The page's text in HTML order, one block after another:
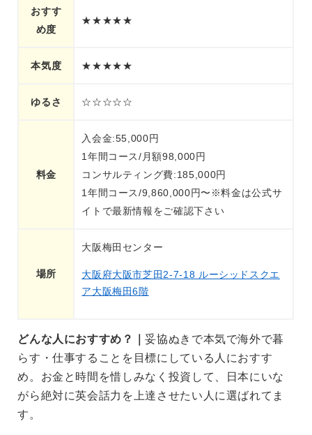
おすす
め度
★★★★★
本気度 ★★★★★
ゆるさ ☆☆☆☆☆
料金
入会金:55,000円
1年間コース/月額98,000円
コンサルティング費:185,000円
1年間コース/9,860,000円〜※料金は公式サ
イトで最新情報をご確認下さい
場所
大阪梅田センター
大阪府大阪市芝田2-7-18 ルーシッドスクエ
ア大阪梅田6階
どんな人におすすめ？｜妥協ぬきで本気で海外で暮
らす・仕事することを目標にしている人におすす
め。お金と時間を惜しみなく投資して、日本にいな
がら絶対に英会話力を上達させたい人に選ばれてま
す。